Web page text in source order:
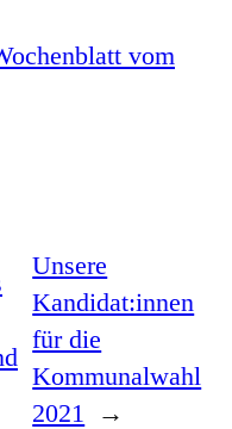
vom
Unsere
Kandidat:innen
für die
Kommunalwahl
2021
→